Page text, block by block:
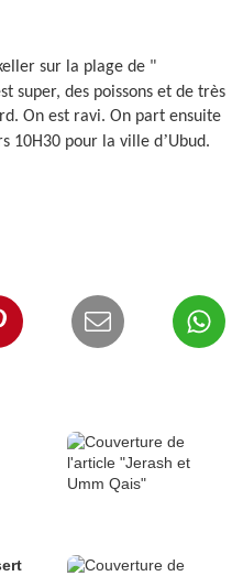
sur la plage de "
super, des poissons et de très
On est ravi. On part ensuite
10H30 pour la ville d’Ubud.